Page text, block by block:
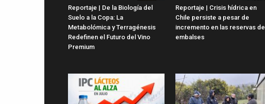
Reportaje | De la Biología del
Suelo a la Copa: La
Metabolómica y Terragénesis
Redefinen el Futuro del Vino
Premium
Reportaje | Crisis hídrica en
Chile persiste a pesar de
incremento en las reservas de
embalses